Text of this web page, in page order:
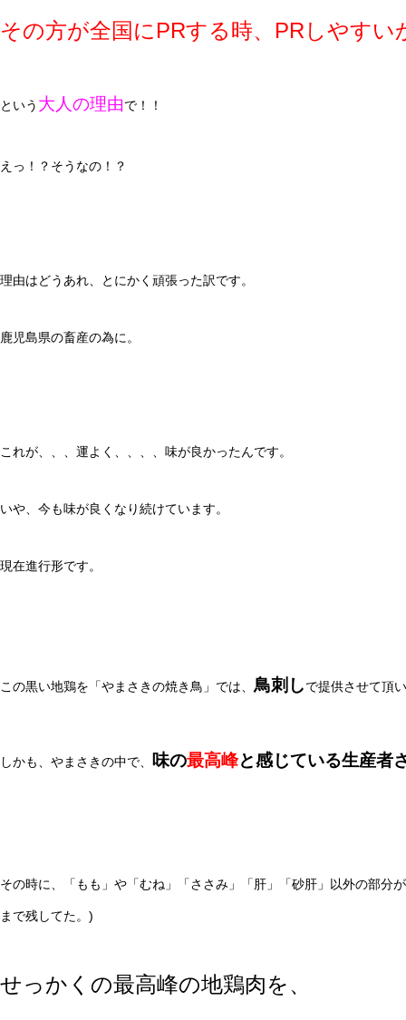
その方が全国にPRする時、PRしやすい
という 大人の理由で！！
えっ！？そうなの！？
理由はどうあれ、とにかく頑張った訳です。
鹿児島県の畜産の為に。
これが、、、運よく、、、、味が良かったんです。
いや、今も味が良くなり続けています。
現在進行形です。
この黒い地鶏を「やまさきの焼き鳥」では、 鳥刺しで提供させて頂
しかも、やまさきの中で、 味の最高峰と感じている生産者
その時に、「もも」や「むね」「ささみ」「肝」「砂肝」以外の部分
まで残してた。)
せっかくの最高峰の地鶏肉を、